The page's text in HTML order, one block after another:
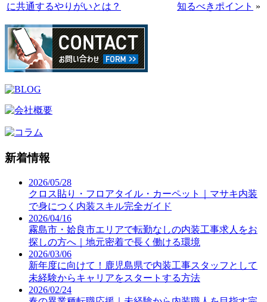
に共通するやりがいとは？
知るべきポイント »
新着情報
2026/05/28
クロス貼り・フロアタイル・カーペット｜マサキ内装
で身につく内装スキル完全ガイド
2026/04/16
霧島市・姶良市エリアで転勤なしの内装工事求人をお
探しの方へ｜地元密着で長く働ける環境
2026/03/06
新年度に向けて！鹿児島県で内装工事スタッフとして
未経験からキャリアをスタートする方法
2026/02/24